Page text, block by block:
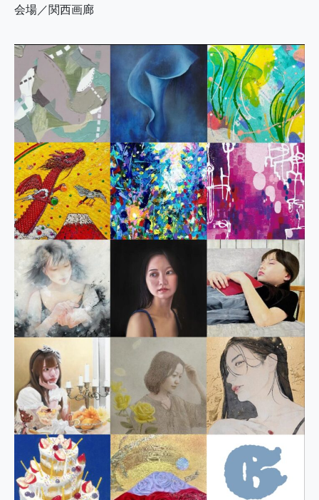
会場／関西画廊